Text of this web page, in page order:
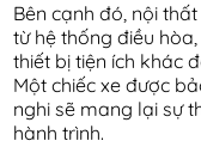
Bên cạnh đó, nội
từ hệ thống điều
thiết bị tiện ích khác
Một chiếc xe được
nghi sẽ mang lại sự
hành trình.